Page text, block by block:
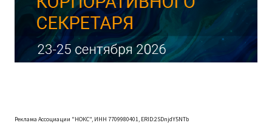
Реклама Ассоциации "НОКС", ИНН 7709980401, ERID:2SDnjdY5NTb